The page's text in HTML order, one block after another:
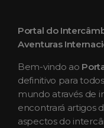
Portal do
Aventuras
Bem-vindo ao
definitivo para
mundo através de
encontrará artigos
aspectos do